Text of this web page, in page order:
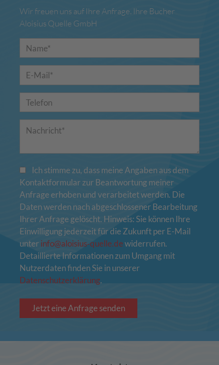
Wir freuen uns auf Ihre Anfrage. Ihre Bucher
Aloisius Quelle GmbH
Ich stimme zu, dass meine Angaben aus dem
Kontaktformular zur Beantwortung meiner
Anfrage erhoben und verarbeitet werden. Die
Daten werden nach abgeschlossener Bearbeitung
Ihrer Anfrage gelöscht. Hinweis: Sie können Ihre
Einwilligung jederzeit für die Zukunft per E-Mail
unterinfo@aloisius‑quelle.dewiderrufen.
Detaillierte Informationen zum Umgang mit
Nutzerdaten finden Sie in unserer
Datenschutzerklärung.
Jetzt eine Anfrage senden